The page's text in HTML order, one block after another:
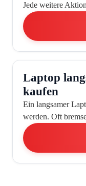
Jede weitere
Laptop
kaufen
Ein langsamer
werden. Oft